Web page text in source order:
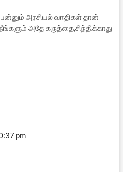
அரசியல் வாதிகள் தான்
அதே கருத்தை,சிந்திக்காது
pm